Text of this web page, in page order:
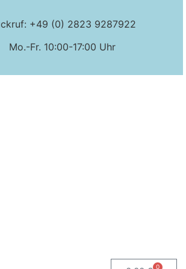
+49 (0) 2823 9287922
Mo.-Fr. 10:00-17:00 Uhr
0